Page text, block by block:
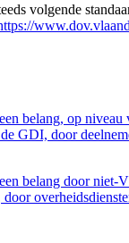
volgende
belang, op
GDI, door
belang door